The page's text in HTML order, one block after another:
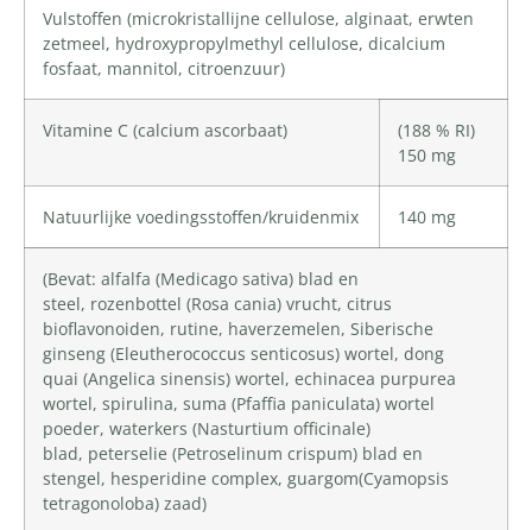
Vulstoffen (microkristallijne cellulose, alginaat, erwten
zetmeel, hydroxypropylmethyl cellulose, dicalcium
fosfaat, mannitol, citroenzuur)
Vitamine C (calcium ascorbaat)
(188 % RI)
150 mg
Natuurlijke voedingsstoffen/kruidenmix 140 mg
(Bevat: alfalfa (Medicago sativa) blad en
steel, rozenbottel (Rosa cania) vrucht, citrus
bioflavonoiden, rutine, haverzemelen, Siberische
ginseng (Eleutherococcus senticosus) wortel, dong
quai (Angelica sinensis) wortel, echinacea purpurea
wortel, spirulina, suma (Pfaffia paniculata) wortel
poeder, waterkers (Nasturtium officinale)
blad, peterselie (Petroselinum crispum) blad en
stengel, hesperidine complex, guargom(Cyamopsis
tetragonoloba) zaad)